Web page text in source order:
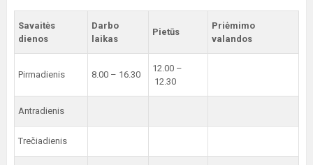
Savaitės
dienos
Darbo
laikas
Pietūs
Priėmimo
valandos
Pirmadienis 8.00 – 16.30
12.00 –
12.30
Antradienis
Trečiadienis